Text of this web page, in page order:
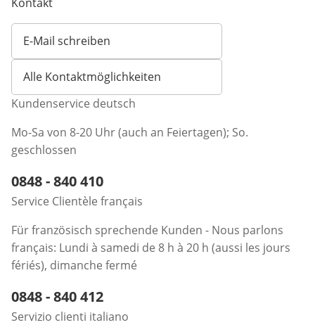
E-Mail schreiben
Öffnet E-Mail-Client
Alle Kontaktmöglichkeiten
Kundenservice deutsch
Mo-Sa von 8-20 Uhr (auch an Feiertagen); So.
geschlossen
Telefonnummer:
0848 - 840 410
Service Clientèle français
Für französisch sprechende Kunden - Nous parlons
français: Lundi à samedi de 8 h à 20 h (aussi les jours
fériés), dimanche fermé
Telefonnummer:
0848 - 840 412
Servizio clienti italiano